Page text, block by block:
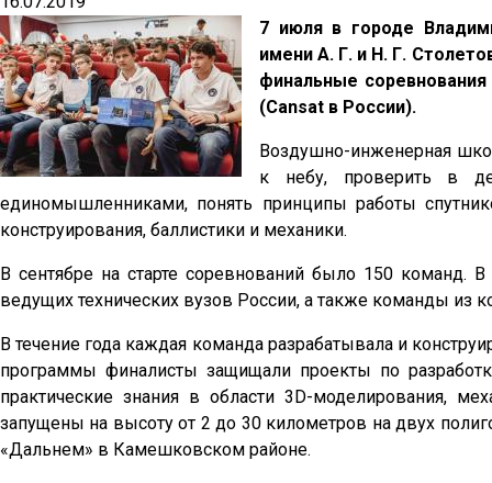
7 июля в городе
имени А. Г. и Н. Г.
финальные
(Cansat в России).
Воздушно-инженерная
к небу, проверить в
единомышленниками, понять принципы работы
конструирования, баллистики и механики.
В сентябре на старте соревнований было 150 команд.
ведущих технических вузов России, а также команды из
В течение года каждая команда разрабатывала и
программы финалисты защищали проекты по
практические знания в области 3D-моделирования,
запущены на высоту от 2 до 30 километров на двух
«Дальнем» в Камешковском районе.